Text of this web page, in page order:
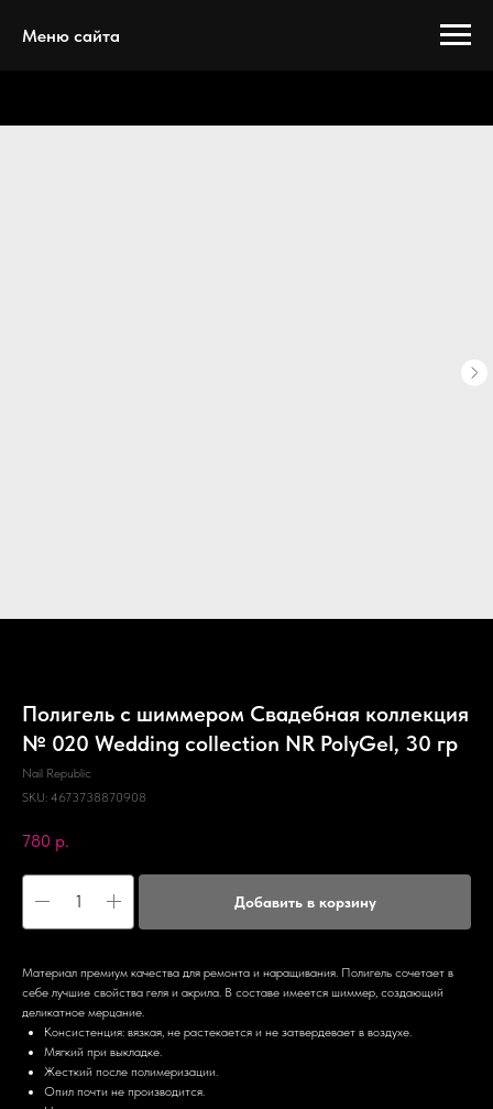
Меню сайта
Полигель с шиммером Свадебная коллекция
№ 020 Wedding collection NR PolyGel, 30 гр
Nail Republic
SKU: 4673738870908
780 р.
Добавить в корзину
Материал премиум качества для ремонта и наращивания. Полигель сочетает в
себе лучшие свойства геля и акрила. В составе имеется шиммер, создающий
деликатное мерцание.
Консистенция: вязкая, не растекается и не затвердевает в воздухе.
Мягкий при выкладке.
Жесткий после полимеризации.
Опил почти не производится.